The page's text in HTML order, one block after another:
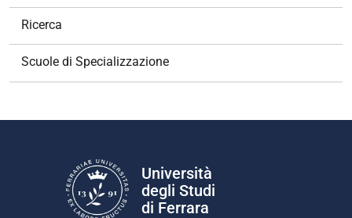
Ricerca
Scuole di Specializzazione
Università
degli Studi
di Ferrara